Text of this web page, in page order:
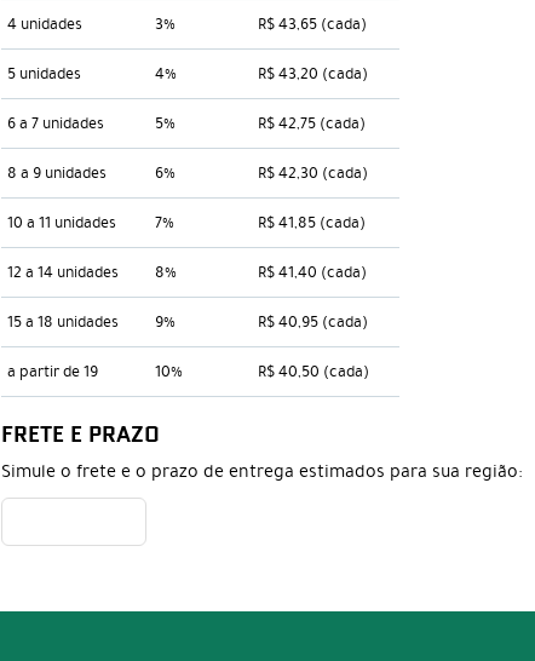
4 unidades 3% R$ 43,65 (cada)
5 unidades 4% R$ 43,20 (cada)
6 a 7 unidades 5% R$ 42,75 (cada)
8 a 9 unidades 6% R$ 42,30 (cada)
10 a 11 unidades 7% R$ 41,85 (cada)
12 a 14 unidades 8% R$ 41,40 (cada)
15 a 18 unidades 9% R$ 40,95 (cada)
a partir de 19 10% R$ 40,50 (cada)
FRETE E PRAZO
Simule o frete e o prazo de entrega estimados para sua região: